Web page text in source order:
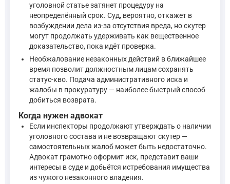
уголовной статье затянет процедуру на
неопределённый срок. Суд, вероятно, откажет в
возбуждении дела из-за отсутствия вреда, но скутер
могут продолжать удерживать как вещественное
доказательство, пока идёт проверка.
Необжалование незаконных действий в ближайшее
время позволит должностным лицам сохранять
статус-кво. Подача административного иска и
жалобы в прокуратуру — наиболее быстрый способ
добиться возврата.
Когда нужен адвокат
Если инспекторы продолжают утверждать о наличии
уголовного состава и не возвращают скутер —
самостоятельных жалоб может быть недостаточно.
Адвокат грамотно оформит иск, представит ваши
интересы в суде и добьётся истребования имущества
из чужого незаконного владения.